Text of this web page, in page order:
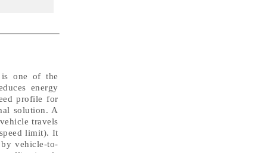
is one of the
energy
profile for
solution. A
travels
limit). It
vehicle-to-